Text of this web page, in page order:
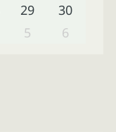
29
30
5 6